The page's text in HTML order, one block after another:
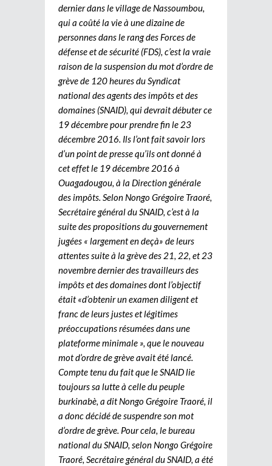
dernier dans le village de Nassoumbou,
qui a coûté la vie à une dizaine de
personnes dans le rang des Forces de
défense et de sécurité (FDS), c’est la vraie
raison de la suspension du mot d’ordre de
grève de 120 heures du Syndicat
national des agents des impôts et des
domaines (SNAID), qui devrait débuter ce
19 décembre pour prendre fin le 23
décembre 2016. Ils l’ont fait savoir lors
d’un point de presse qu’ils ont donné à
cet effet le 19 décembre 2016 à
Ouagadougou, à la Direction générale
des impôts. Selon Nongo Grégoire Traoré,
Secrétaire général du SNAID, c’est à la
suite des propositions du gouvernement
jugées « largement en deçà» de leurs
attentes suite à la grève des 21, 22, et 23
novembre dernier des travailleurs des
impôts et des domaines dont l’objectif
était «d’obtenir un examen diligent et
franc de leurs justes et légitimes
préoccupations résumées dans une
plateforme minimale », que le nouveau
mot d’ordre de grève avait été lancé.
Compte tenu du fait que le SNAID lie
toujours sa lutte à celle du peuple
burkinabè, a dit Nongo Grégoire Traoré, il
a donc décidé de suspendre son mot
d’ordre de grève. Pour cela, le bureau
national du SNAID, selon Nongo Grégoire
Traoré, Secrétaire général du SNAID, a été